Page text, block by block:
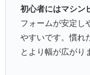
初心者にはマシン
フォームが安定し
やすいです。慣れ
とより幅が広がり